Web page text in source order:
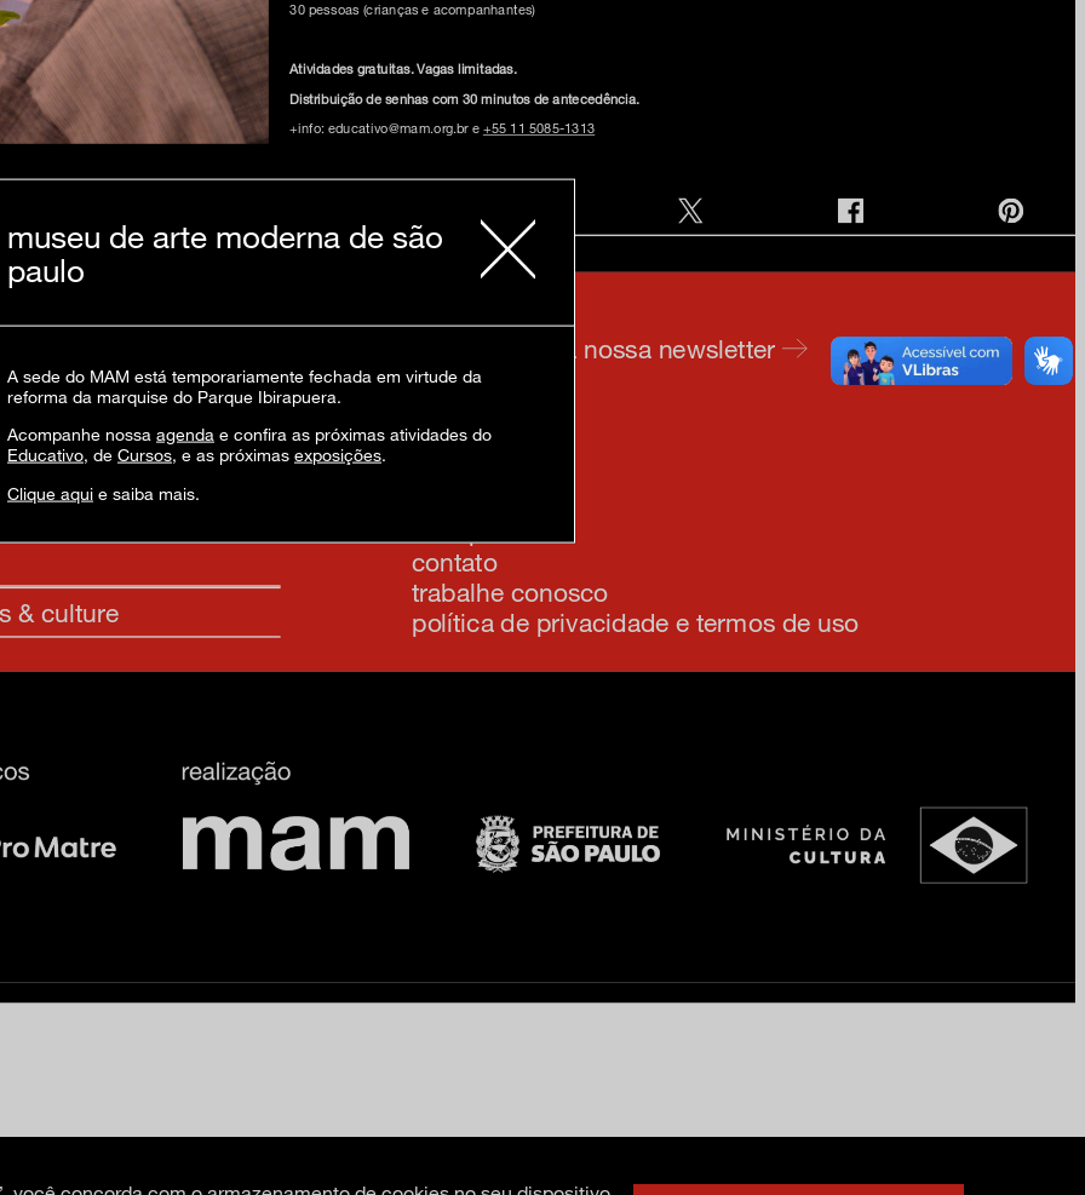
30 pessoas (crianças e acompanhantes)
Atividades gratuitas. Vagas limitadas.
Distribuição de senhas com 30 minutos de antecedência.
+info: educativo@mam.org.br e +55 11 5085-1313
& culture
inscreva-se na nossa newsletter
contato
trabalhe conosco
política de privacidade e termos de uso
museu de arte moderna de são
paulo
A sede do MAM está temporariamente fechada em virtude da
reforma da marquise do Parque Ibirapuera.
Acompanhe nossa agenda e confira as próximas atividades do
Educativo, de Cursos, e as próximas exposições.
Clique aqui e saiba mais.